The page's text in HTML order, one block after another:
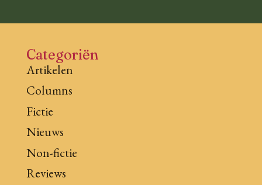
Categoriën
Artikelen
Columns
Fictie
Nieuws
Non-fictie
Reviews